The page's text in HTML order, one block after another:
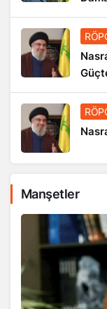
Manşetler